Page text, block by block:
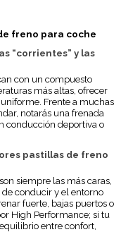
freno para coche
“corrientes” y las
con un compuesto
más altas, ofrecer
Frente a muchas
notarás una frenada
conducción deportiva o
pastillas de freno
siempre las más caras,
conducir y el entorno
fuerte, bajas puertos o
High Performance; si tu
entre confort,